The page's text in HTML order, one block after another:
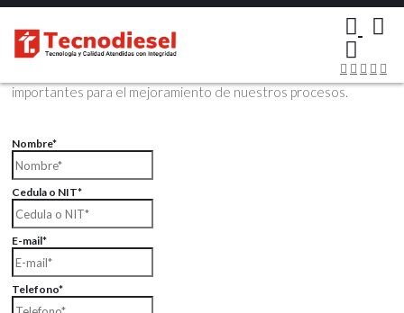
Contáctenos Vía Email
Envíenos sus datos con sus comentarios, sus opiniones son muy
importantes para el mejoramiento de nuestros procesos.
Nombre*
Cedula o NIT*
E-mail*
Telefono*